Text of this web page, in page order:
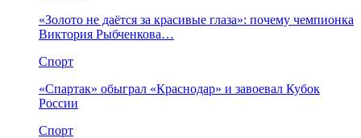
«Золото не даётся за красивые глаза»: почему чемпионка
Виктория Рыбченкова…
Спорт
«Спартак» обыграл «Краснодар» и завоевал Кубок
России
Спорт